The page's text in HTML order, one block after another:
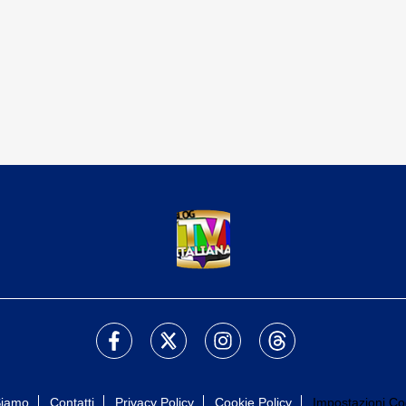
Contatti Privacy Policy Cookie Policy Impostazioni